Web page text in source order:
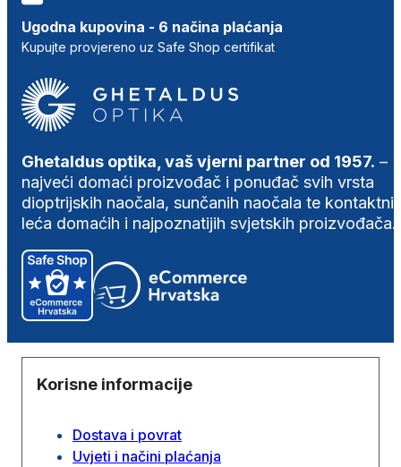
Ugodna kupovina - 6 načina plaćanja
Kupujte provjereno uz Safe Shop certifikat
Ghetaldus optika, vaš vjerni partner od 1957. –
najveći domaći proizvođač i ponuđač svih vrsta
dioptrijskih naočala, sunčanih naočala te
leća domaćih i najpoznatijih svjetskih proizvođača.
Korisne informacije
Dostava i povrat
Uvjeti i načini plaćanja